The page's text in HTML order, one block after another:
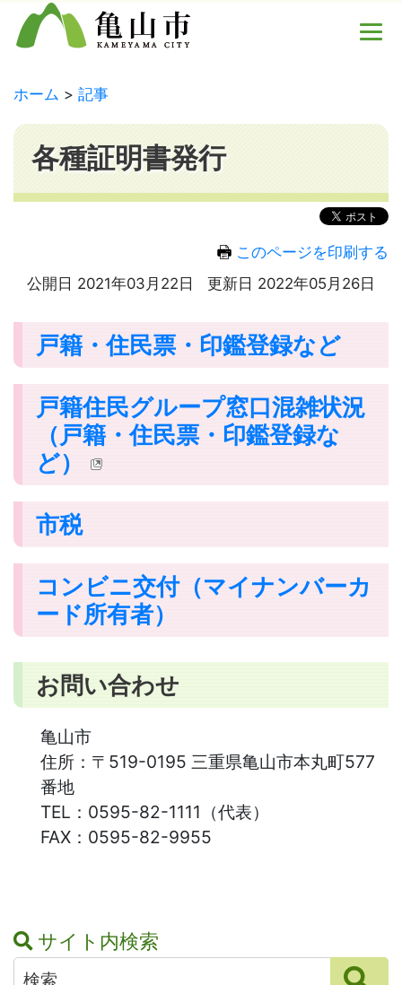
ホーム 記事
各種証明書発行
このページを印刷する
公開日 2021年03月22日
更新日 2022年05月26日
戸籍・住民票・印鑑登録など
戸籍住民グループ窓口混雑状況
（戸籍・住民票・印鑑登録な
ど）
市税
コンビニ交付（マイナンバーカ
ード所有者）
お問い合わせ
亀山市
住所： 〒519-0195 三重県亀山市本丸町577
番地
TEL： 0595-82-1111（代表）
FAX： 0595-82-9955
サイト内検索